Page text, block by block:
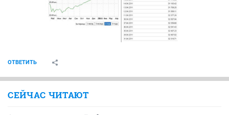
ОТВЕТИТЬ
СЕЙЧАС ЧИТАЮТ